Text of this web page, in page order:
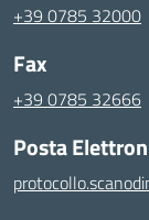
+39 0785 32000
Fax
+39 0785 32666
Posta